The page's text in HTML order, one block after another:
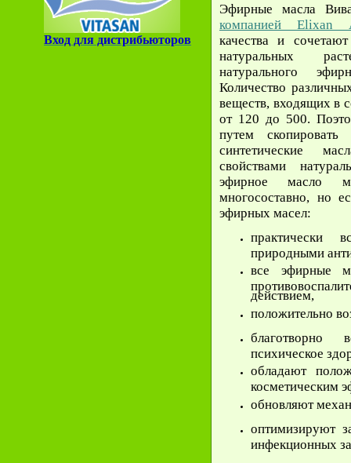
Вход для дистрибьюторов
Эфирные масла
компанией Elixan
качества и
натуральных
натурального
Количество
веществ, входящих в
от 120 до 500.
путем
синтетические
свойствами
эфирное масло
многосоставно, но
эфирных масел:
практически
природными
все эфирные
действием,
положительно
психическое
обладают
косметическим
обновляют
оптимизируют
инфекционных